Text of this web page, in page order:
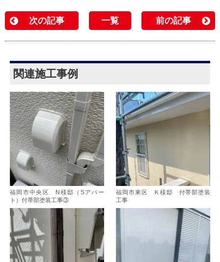
次の記事 一覧 前の記事
関連施工事例
福岡市中央区 N様邸（Sアパー
ト）付帯部塗装工事③
福岡市東区 Ｋ様邸 付帯部塗装
工事